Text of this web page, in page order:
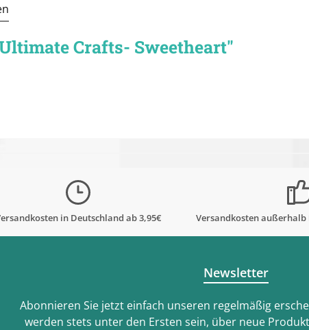
Crafts- Sweetheart"
in Deutschland ab 3,95€ Versandkosten außerhalb
Newsletter
Abonnieren Sie jetzt einfach unseren regelmäßig
werden stets unter den Ersten sein, über neue